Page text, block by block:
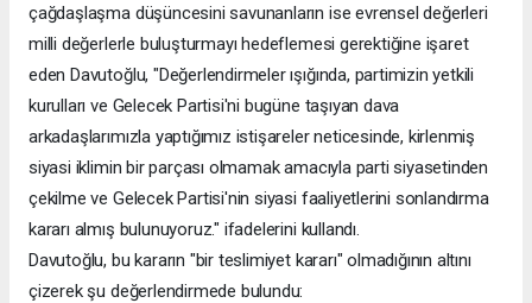
çağdaşlaşma düşüncesini savunanların ise evrensel değerleri
milli değerlerle buluşturmayı hedeflemesi gerektiğine işaret
eden Davutoğlu, "Değerlendirmeler ışığında, partimizin yetkili
kurulları ve Gelecek Partisi'ni bugüne taşıyan dava
arkadaşlarımızla yaptığımız istişareler neticesinde, kirlenmiş
siyasi iklimin bir parçası olmamak amacıyla parti siyasetinden
çekilme ve Gelecek Partisi'nin siyasi faaliyetlerini sonlandırma
kararı almış bulunuyoruz." ifadelerini kullandı.
Davutoğlu, bu kararın "bir teslimiyet kararı" olmadığının altını
çizerek şu değerlendirmede bulundu: